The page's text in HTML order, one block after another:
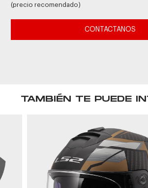
(precio recomendado)
CONTACTANOS
TAMBIÉN TE PUEDE